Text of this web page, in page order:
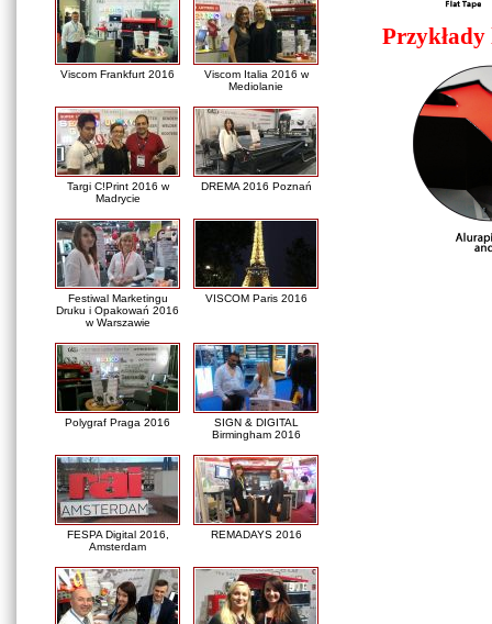
Viscom Frankfurt 2016
Viscom Italia 2016 w
Mediolanie
Targi C!Print 2016 w
Madrycie
DREMA 2016 Poznań
Festiwal Marketingu
Druku i Opakowań 2016
w Warszawie
VISCOM Paris 2016
Polygraf Praga 2016
SIGN & DIGITAL
Birmingham 2016
FESPA Digital 2016,
Amsterdam
REMADAYS 2016